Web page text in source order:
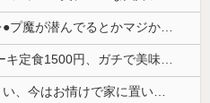
海外「日本の住宅街にこんなレ●プ魔が潜んでるとかマジかよ…さすがHENTAIの国…」
【極旨牛鉄板】 吉野家のステーキ定食1500円、ガチで美味そうｗｗｗ
私の不倫が夫と娘にバレてしまい、今はお情けで家に置いてもらっている状態です。行為を娘に見られていたなんて全く気付きませんでした。娘の「汚...